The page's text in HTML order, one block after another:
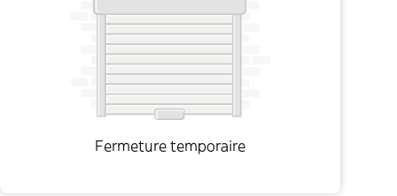
Fermeture temporaire